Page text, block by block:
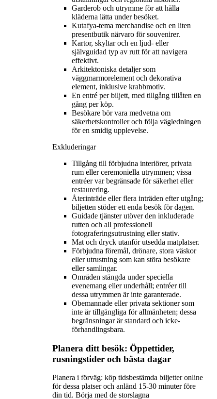
Garderob och utrymme för att hålla
kläderna lätta under besöket.
Kutafya-tema merchandise och en liten
presentbutik närvaro för souvenirer.
Kartor, skyltar och en ljud- eller
självguidad typ av rutt för att navigera
effektivt.
Arkitektoniska detaljer som
väggmarmorelement och dekorativa
element, inklusive krabbmotiv.
En entré per biljett, med tillgång tillåten en
gång per köp.
Besökare bör vara medvetna om
säkerhetskontroller och följa vägledningen
för en smidig upplevelse.
Exkluderingar
Tillgång till förbjudna interiörer, privata
rum eller ceremoniella utrymmen; vissa
entréer var begränsade för säkerhet eller
restaurering.
Återinträde eller flera inträden efter utgång;
biljetten stöder ett enda besök för dagen.
Guidade tjänster utöver den inkluderade
rutten och all professionell
fotograferingsutrustning eller stativ.
Mat och dryck utanför utsedda matplatser.
Förbjudna föremål, drönare, stora väskor
eller utrustning som kan störa besökare
eller samlingar.
Områden stängda under speciella
evenemang eller underhåll; entréer till
dessa utrymmen är inte garanterade.
Obemannade eller privata sektioner som
inte är tillgängliga för allmänheten; dessa
begränsningar är standard och icke-
förhandlingsbara.
Planera ditt besök: Öppettider,
rusningstider och bästa dagar
Planera i förväg: köp tidsbestämda biljetter online
för dessa platser och anländ 15-30 minuter före
din tid. Börja med de storslagna